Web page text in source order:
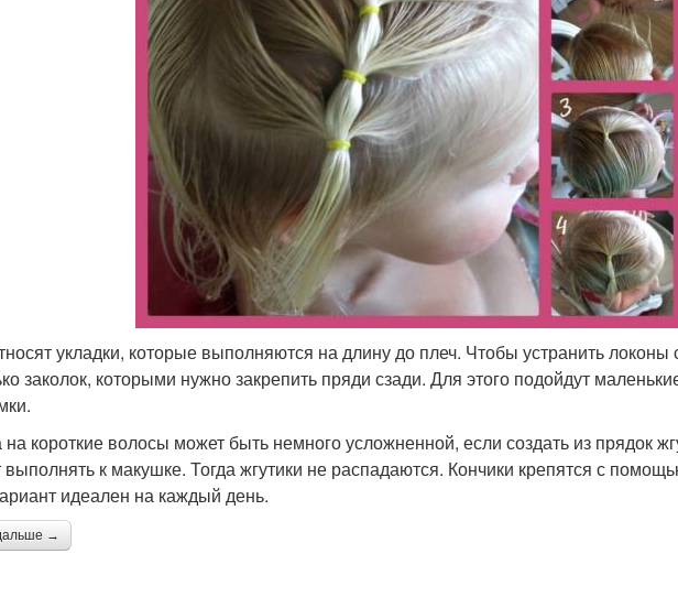
укладки, которые выполняются на длину до плеч. Чтобы устранить локоны
заколок, которыми нужно закрепить пряди сзади. Для этого подойдут
на короткие волосы может быть немного усложненной, если создать из прядок
выполнять к макушке. Тогда жгутики не распадаются. Кончики крепятся с
идеален на каждый день.
→